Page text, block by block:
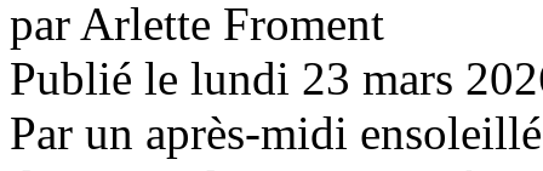
par Arlette Froment
Publié le lundi 23 mars
Par un après-midi